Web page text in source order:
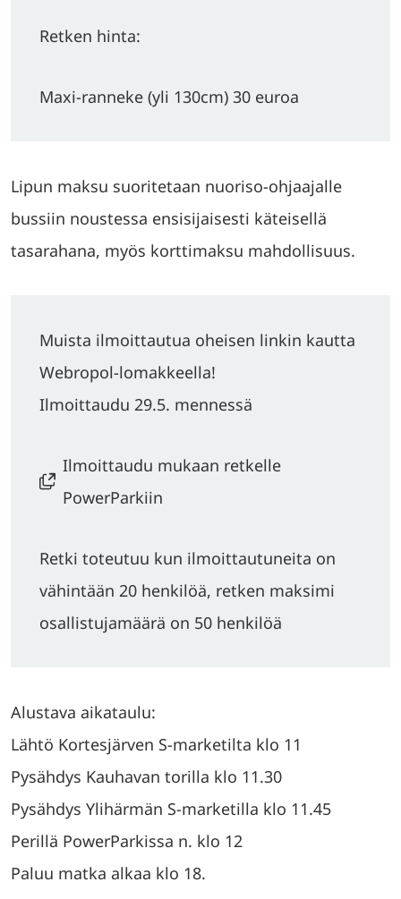
Retken hinta:
Maxi-ranneke (yli 130cm) 30 euroa
Lipun maksu suoritetaan nuoriso-ohjaajalle
bussiin noustessa ensisijaisesti käteisellä
tasarahana, myös korttimaksu mahdollisuus.
Muista ilmoittautua oheisen linkin kautta
Webropol-lomakkeella!
Ilmoittaudu 29.5. mennessä
Ilmoittaudu mukaan retkelle
PowerParkiin
Retki toteutuu kun ilmoittautuneita on
vähintään 20 henkilöä, retken maksimi
osallistujamäärä on 50 henkilöä
Alustava aikataulu:
Lähtö Kortesjärven S-marketilta klo 11
Pysähdys Kauhavan torilla klo 11.30
Pysähdys Ylihärmän S-marketilla klo 11.45
Perillä PowerParkissa n. klo 12
Paluu matka alkaa klo 18.